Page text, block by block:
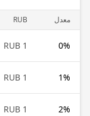
معدل RUB
0%
1 RUB
1%
1 RUB
2%
1 RUB